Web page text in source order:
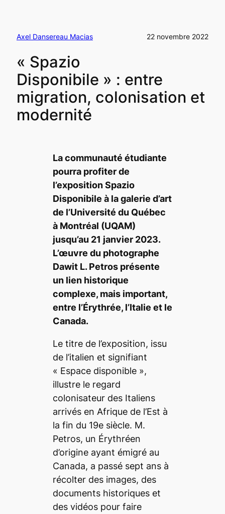
Axel Dansereau Macias 22 novembre 2022
« Spazio
Disponibile » : entre
migration, colonisation et
modernité
La communauté étudiante
pourra profiter de
l’expositionSpazio
Disponibile à la galerie d’art
de l’Université du Québec
à Montréal (UQAM)
jusqu’au 21 janvier 2023.
L’œuvre du photographe
Dawit L. Petros présente
un lien historique
complexe, mais important,
entre l’Érythrée, l’Italie et le
Canada.
Le titre de l’exposition, issu
de l’italien et signifiant
« Espace disponible »,
illustre le regard
colonisateur des Italiens
arrivés en Afrique de l’Est à
la fin du 19e siècle. M.
Petros, un Érythréen
d’origine ayant émigré au
Canada, a passé sept ans à
récolter des images, des
documents historiques et
des vidéos pour faire